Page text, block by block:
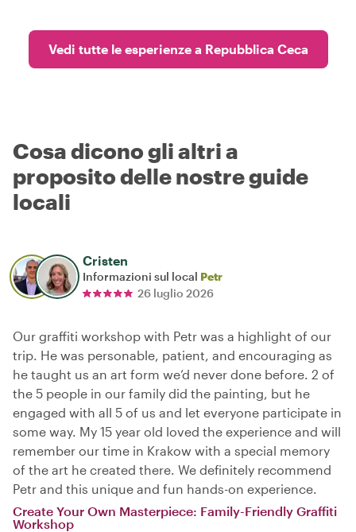
Vedi tutte le esperienze a Repubblica Ceca
Cosa dicono gli altri a
proposito delle nostre guide
locali
Cristen
Informazioni sul local Petr
26 luglio 2026
Our graffiti workshop with Petr was a highlight of our
trip. He was personable, patient, and encouraging as
he taught us an art form we’d never done before. 2 of
the 5 people in our family did the painting, but he
engaged with all 5 of us and let everyone participate in
some way. My 15 year old loved the experience and will
remember our time in Krakow with a special memory
of the art he created there. We definitely recommend
Petr and this unique and fun hands-on experience.
Create Your Own Masterpiece: Family-Friendly Graffiti
Workshop